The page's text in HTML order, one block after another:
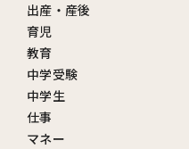
出産・産後
育児
教育
中学受験
中学生
仕事
マネー